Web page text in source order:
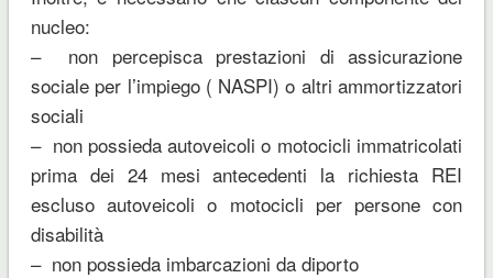
nucleo:
– non percepisca prestazioni di assicurazione
sociale per l’impiego ( NASPI) o altri ammortizzatori
sociali
– non possieda autoveicoli o motocicli immatricolati
prima dei 24 mesi antecedenti la richiesta REI
escluso autoveicoli o motocicli per persone con
disabilità
– non possieda imbarcazioni da diporto